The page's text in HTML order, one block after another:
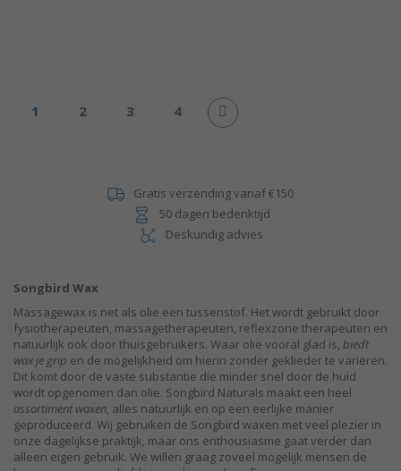
PaginaU lees momenteel pagina
1 Pagina
2 Pagina
3 Pagina
4 Pagina
Volgende
Gratis verzending vanaf €150
50 dagen bedenktijd
Deskundig advies
Songbird Wax
Massagewax is net als olie een tussenstof. Het wordt gebruikt door
fysiotherapeuten, massagetherapeuten, reflexzone therapeuten en
natuurlijk ook door thuisgebruikers. Waar olie vooral glad is, biedt
wax je grip en de mogelijkheid om hierin zonder geklieder te variëren.
Dit komt door de vaste substantie die minder snel door de huid
wordt opgenomen dan olie. Songbird Naturals maakt een heel
assortiment waxen, alles natuurlijk en op een eerlijke manier
geproduceerd. Wij gebruiken de Songbird waxen met veel plezier in
onze dagelijkse praktijk, maar ons enthousiasme gaat verder dan
alleen eigen gebruik. We willen graag zoveel mogelijk mensen de